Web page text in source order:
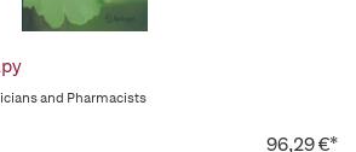
and Pharmacists
96,29 €*